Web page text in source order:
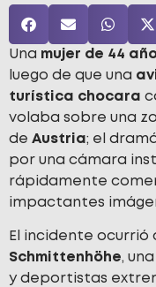
Una mujer de 44
luego de que una
turística chocara
volaba sobre una
de Austria; el
por una cámara
rápidamente
impactantes
El incidente ocurrió
Schmittenhöhe,
y deportistas